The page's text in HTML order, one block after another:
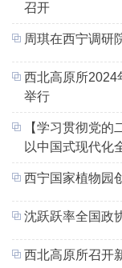
召开
周琪在西宁调研
西北高原所2024
举行
【学习贯彻党
以中国式现代化
西宁国家植物园
沈跃跃率全国政
西北高原所召开